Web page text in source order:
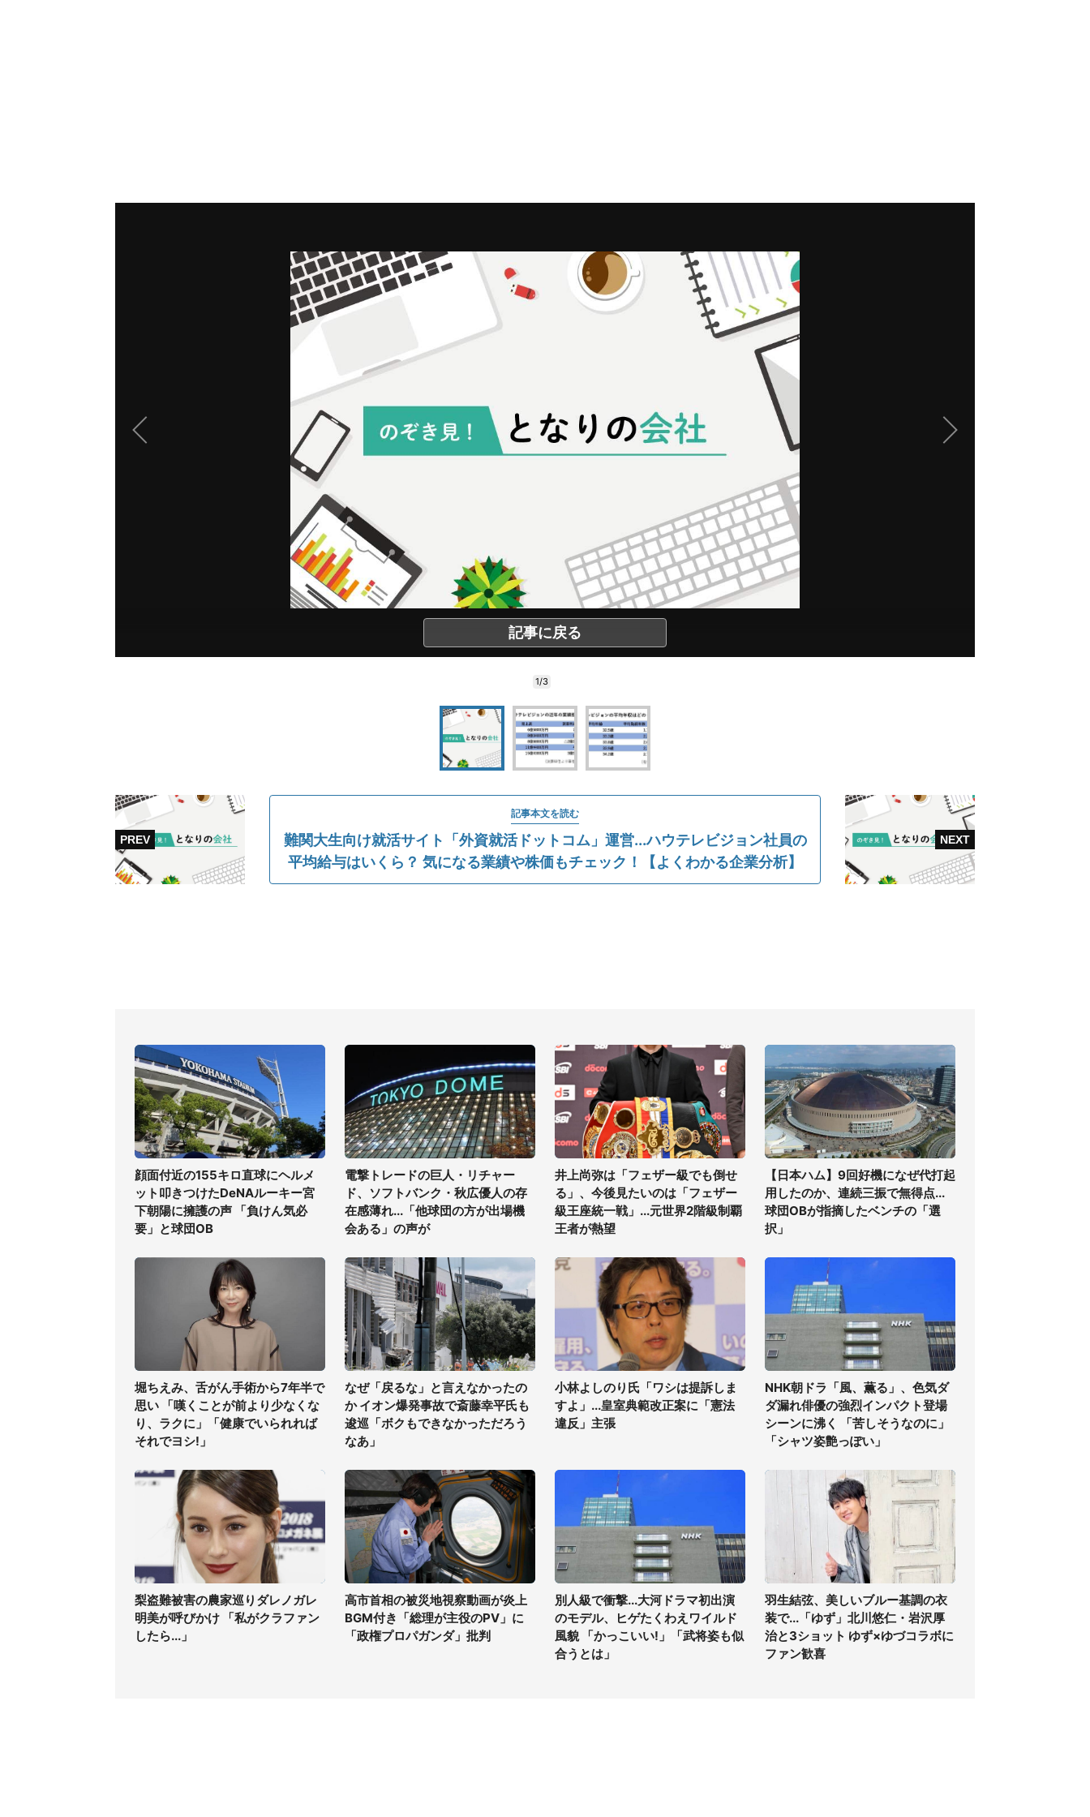
記事に戻る
1/3
記事本文を読む
難関大生向け就活サイト「外資就活ドットコム」運営...ハウテレビジョン社員の
平均給与はいくら？ 気になる業績や株価もチェック！【よくわかる企業分析】
顔面付近の155キロ直球にヘルメ
ット叩きつけたDeNAルーキー宮
下朝陽に擁護の声 「負けん気必
要」と球団OB
電撃トレードの巨人・リチャー
ド、ソフトバンク・秋広優人の存
在感薄れ...「他球団の方が出場機
会ある」の声が
井上尚弥は「フェザー級でも倒せ
る」、今後見たいのは「フェザー
級王座統一戦」...元世界2階級制覇
王者が熱望
【日本ハム】9回好機になぜ代打起
用したのか、連続三振で無得点...
球団OBが指摘したベンチの「選
択」
堀ちえみ、舌がん手術から7年半で
思い 「嘆くことが前より少なくな
り、ラクに」「健康でいられれば
それでヨシ!」
なぜ「戻るな」と言えなかったの
か イオン爆発事故で斎藤幸平氏も
逡巡「ボクもできなかっただろう
なあ」
小林よしのり氏「ワシは提訴しま
すよ」...皇室典範改正案に「憲法
違反」主張
NHK朝ドラ「風、薫る」、色気ダ
ダ漏れ俳優の強烈インパクト登場
シーンに沸く 「苦しそうなのに」
「シャツ姿艶っぽい」
梨盗難被害の農家巡りダレノガレ
明美が呼びかけ 「私がクラファン
したら...」
高市首相の被災地視察動画が炎上
BGM付き「総理が主役のPV」に
「政権プロパガンダ」批判
別人級で衝撃...大河ドラマ初出演
のモデル、ヒゲたくわえワイルド
風貌 「かっこいい!」「武将姿も似
合うとは」
羽生結弦、美しいブルー基調の衣
装で...「ゆず」北川悠仁・岩沢厚
治と3ショット ゆず×ゆづコラボに
ファン歓喜